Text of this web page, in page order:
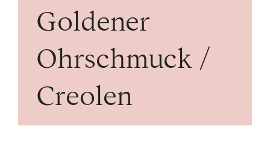
Goldener
Ohrschmuck /
Creolen